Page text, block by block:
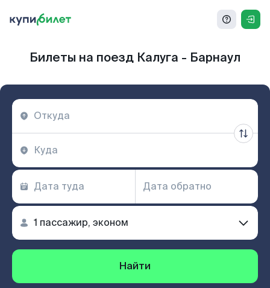
Билеты на поезд Калуга - Барнаул
Найти